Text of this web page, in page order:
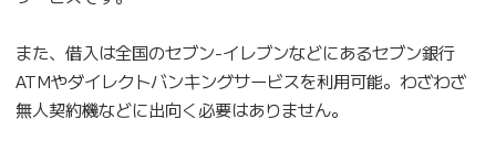
また、借入は全国のセブン-イレブンなどにあるセブン銀行
ATMやダイレクトバンキングサービスを利用可能。わざわざ
無人契約機などに出向く必要はありません。